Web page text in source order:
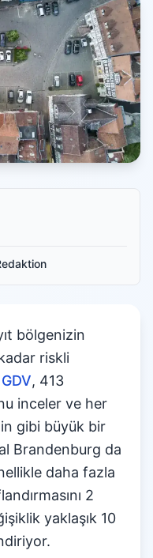
bölgenizin
riskli
GDV, 413
inceler ve her
gibi büyük bir
Brandenburg da
daha fazla
2
yaklaşık 10